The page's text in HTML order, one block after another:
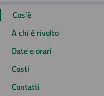
Cos'è
A chi è rivolto
Date e orari
Costi
Contatti